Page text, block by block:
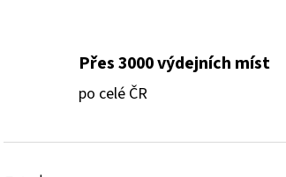
Přes 3000 výdejních míst
po celé ČR